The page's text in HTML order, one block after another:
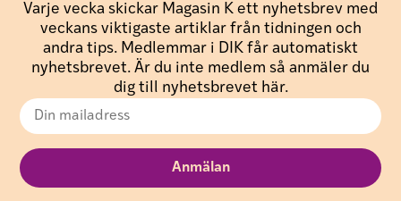
Varje vecka skickar Magasin K ett nyhetsbrev med
veckans viktigaste artiklar från tidningen och
andra tips. Medlemmar i DIK får automatiskt
nyhetsbrevet. Är du inte medlem så anmäler du
dig till nyhetsbrevet här.